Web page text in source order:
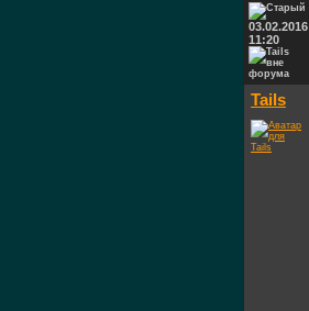
03.02.2016
11:20
Tails